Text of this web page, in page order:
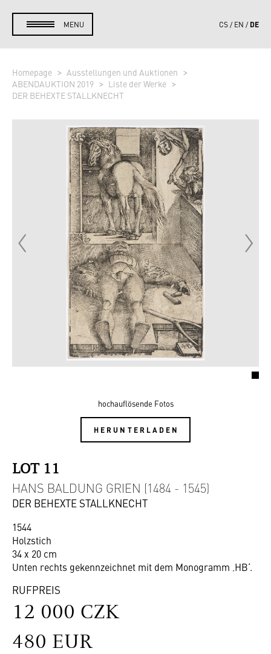
MENU CS EN DE
Homepage
Ausstellungen und Auktionen
ABENDAUKTION 2019
Liste der Werke
DER BEHEXTE STALLKNECHT
hochauflösende Fotos
HERUNTERLADEN
LOT 11
HANS BALDUNG GRIEN (1484 - 1545)
DER BEHEXTE STALLKNECHT
1544
Holzstich
34 x 20 cm
Unten rechts gekennzeichnet mit dem Monogramm ‚HB‘.
RUFPREIS
12 000 CZK
480 EUR